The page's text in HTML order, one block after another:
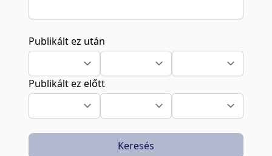
Publikált ez után
Publikált ez előtt
Keresés